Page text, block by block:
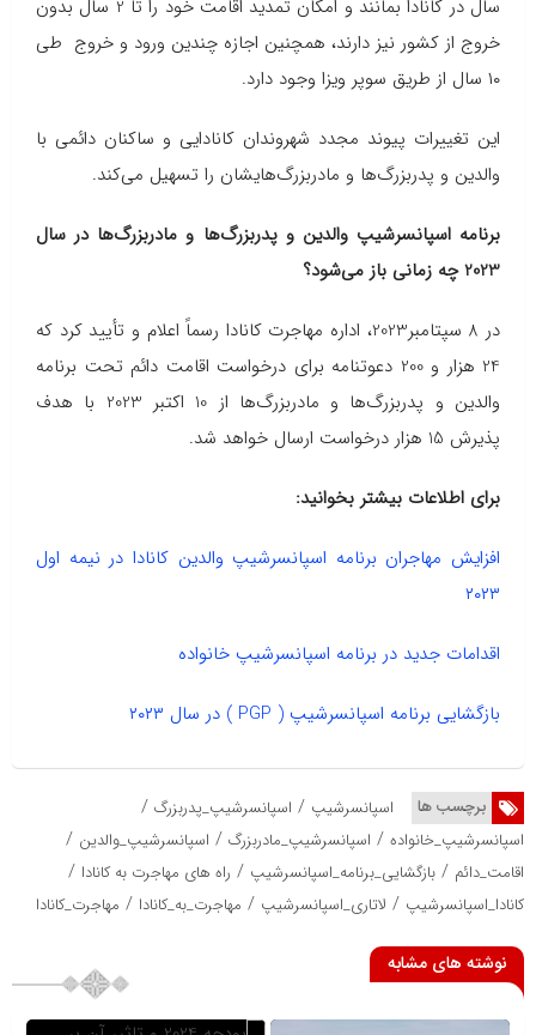
سال در کانادا بمانند و امکان تمدید اقامت خود را تا 2 سال بدون
خروج از کشور نیز دارند، همچنین اجازه چندین ورود و خروج طی
۱۰ سال از طریق سوپر ویزا وجود دارد.
این تغییرات پیوند مجدد شهروندان کانادایی و ساکنان دائمی با
والدین و پدربزرگ‌ها و مادربزرگ‌هایشان را تسهیل می‌کند.
برنامه اسپانسرشیپ والدین و پدربزرگ‌ها و مادربزرگ‌ها در سال
2023 چه زمانی باز می‌شود؟
در 8 سپتامبر2023، اداره مهاجرت کانادا رسماً اعلام و تأیید کرد که
24 هزار و 200 دعوتنامه برای درخواست اقامت دائم تحت برنامه
والدین و پدربزرگ‌ها و مادربزرگ‌ها از 10 اکتبر 2023 با هدف
پذیرش 15 هزار درخواست ارسال خواهد شد.
برای اطلاعات بیشتر بخوانید:
افزایش مهاجران برنامه اسپانسرشیپ والدین کانادا در نیمه اول
۲۰۲۳
اقدامات جدید در برنامه اسپانسرشیپ خانواده
بازگشایی برنامه اسپانسرشیپ ( PGP ) در سال ۲۰۲۳
برچسب ها اسپانسرشیپ / اسپانسرشیپ_پدربزرگ /
اسپانسرشیپ_خانواده / اسپانسرشیپ_مادربزرگ / اسپانسرشیپ_والدین /
اقامت_دائم / بازگشایی_برنامه_اسپانسرشیپ / راه های مهاجرت به کانادا /
کانادا_اسپانسرشیپ / لاتاری_اسپانسرشیپ / مهاجرت_به_کانادا / مهاجرت_کانادا
نوشته های مشابه